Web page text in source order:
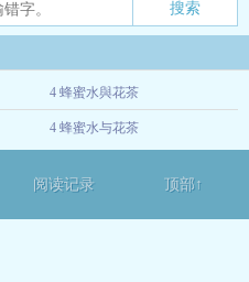
4 蜂蜜水與花茶
4 蜂蜜水与花茶
阅读记录 顶部↑